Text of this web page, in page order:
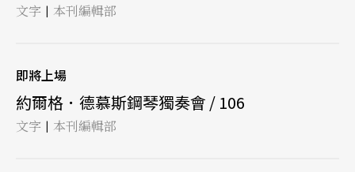
文字 | 本刊編輯部
即將上場
約爾格．德慕斯鋼琴獨奏會 / 106
文字 | 本刊編輯部